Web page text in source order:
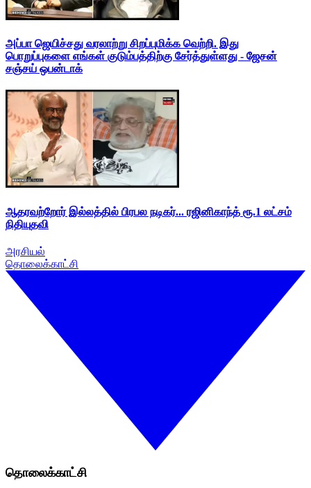
அப்பா ஜெயிச்சது வரலாற்று சிறப்புமிக்க வெற்றி. இது
பொறுப்புகளை எங்கள் குடும்பத்திற்கு சேர்த்துள்ளது - ஜேசன்
சஞ்சய் ஒபன்டாக்
ஆதரவற்றோர் இல்லத்தில் பிரபல நடிகர்... ரஜினிகாந்த் ரூ.1 லட்சம்
நிதியுதவி
அரசியல்
தொலைக்காட்சி
தொலைக்காட்சி